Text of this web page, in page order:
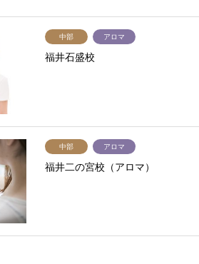
中部 アロマ
福井石盛校
中部 アロマ
福井二の宮校（アロマ）